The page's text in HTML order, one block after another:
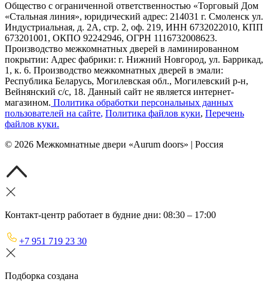
Общество с ограниченной ответственностью «Торговый Дом
«Стальная линия», юридический адрес: 214031 г. Смоленск ул.
Индустриальная, д. 2А, стр. 2, оф. 219, ИНН 6732022010, КПП
673201001, ОКПО 92242946, ОГРН 1116732008623.
Производство межкомнатных дверей в ламинированном
покрытии: Адрес фабрики: г. Нижний Новгород, ул. Баррикад,
1, к. 6. Производство межкомнатных дверей в эмали:
Республика Беларусь, Могилевская обл., Могилевский р-н,
Вейнянский с/с, 18. Данный сайт не является интернет-
магазином. Политика обработки персональных данных
пользователей на сайте, Политика файлов куки, Перечень
файлов куки.
© 2026 Межкомнатные двери «Aurum doors» | Россия
Контакт-центр работает в будние дни: 08:30 – 17:00
+7 951 719 23 30
Подборка создана